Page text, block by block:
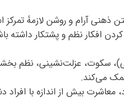
ذهنی آرام و روشن لازمهٔ
سکوت، عزلت‌نشینی، نظم
کمک می‌کند.
بیش از اندازه با